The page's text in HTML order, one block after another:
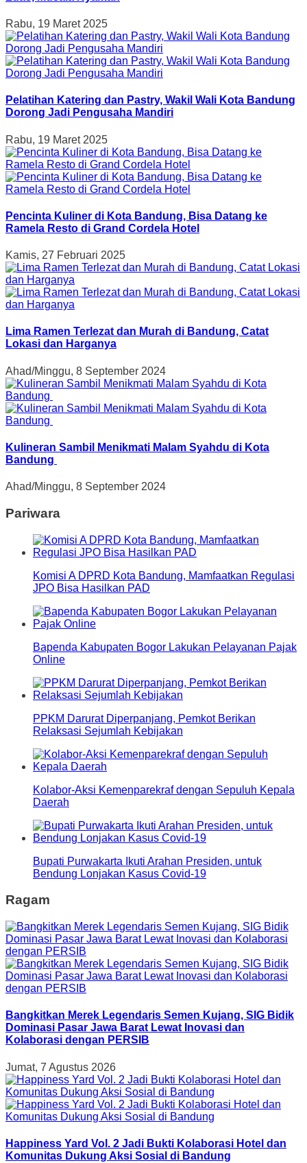
Rabu, 19 Maret 2025
Pelatihan Katering dan Pastry, Wakil Wali Kota Bandung
Dorong Jadi Pengusaha Mandiri
Rabu, 19 Maret 2025
Pencinta Kuliner di Kota Bandung, Bisa Datang ke
Ramela Resto di Grand Cordela Hotel
Kamis, 27 Februari 2025
Lima Ramen Terlezat dan Murah di Bandung, Catat
Lokasi dan Harganya
Ahad/Minggu, 8 September 2024
Kulineran Sambil Menikmati Malam Syahdu di Kota
Bandung
Ahad/Minggu, 8 September 2024
Pariwara
Komisi A DPRD Kota Bandung, Mamfaatkan Regulasi
JPO Bisa Hasilkan PAD
Bapenda Kabupaten Bogor Lakukan Pelayanan Pajak
Online
PPKM Darurat Diperpanjang, Pemkot Berikan
Relaksasi Sejumlah Kebijakan
Kolabor-Aksi Kemenparekraf dengan Sepuluh Kepala
Daerah
Bupati Purwakarta Ikuti Arahan Presiden, untuk
Bendung Lonjakan Kasus Covid-19
Ragam
Bangkitkan Merek Legendaris Semen Kujang, SIG Bidik
Dominasi Pasar Jawa Barat Lewat Inovasi dan
Kolaborasi dengan PERSIB
Jumat, 7 Agustus 2026
Happiness Yard Vol. 2 Jadi Bukti Kolaborasi Hotel dan
Komunitas Dukung Aksi Sosial di Bandung